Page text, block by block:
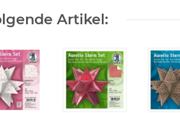
Artikel: